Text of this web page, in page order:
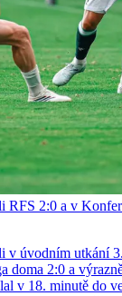
RFS 2:0 a v
v úvodním utkání
doma 2:0 a
v 18. minutě do